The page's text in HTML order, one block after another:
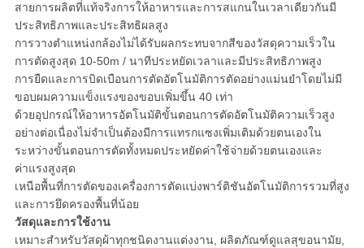
SITEMAP
PRIVACY
POLICY
สายการผลิตที่แท้จริงการให้อาหารและการสแกนในเวลาเดียวกันมี
ประสิทธิภาพและประสิทธิผลสูง
การวางตำแหน่งกล้องไม่ได้รับผลกระทบจากสีของวัสดุความเร็วใน
การตัดสูงสุด 10-50m / นาทีประหยัดเวลาและมีประสิทธิภาพสูง
การยืดและการบิดเบือนการตัดอัตโนมัติการตัดอย่างแม่นยำโดยไม่มี
ขอบผมความแข็งแรงของขอบเพิ่มขึ้น 40 เท่า
ด้วยอุปกรณ์ให้อาหารอัตโนมัติขั้นตอนการตัดอัตโนมัติความเร็วสูง
อย่างต่อเนื่องไม่จำเป็นต้องมีการแทรกแซงเพิ่มเติมด้วยตนเองใน
ระหว่างขั้นตอนการตัดทั้งหมดประหยัดค่าใช้จ่ายด้วยตนเองและ
ค่าแรงสูงสุด
เหนือพื้นที่การตัดของเครื่องการตัดแบ่งพาร์ติชันอัตโนมัติการรวมที่สูง
และการยึดครองพื้นที่น้อย
วัสดุและการใช้งาน
เหมาะสำหรับวัสดุผ้าทุกชนิดงานแต่งงาน, ผลิตภัณฑ์ดูแลสุขอนามัย,